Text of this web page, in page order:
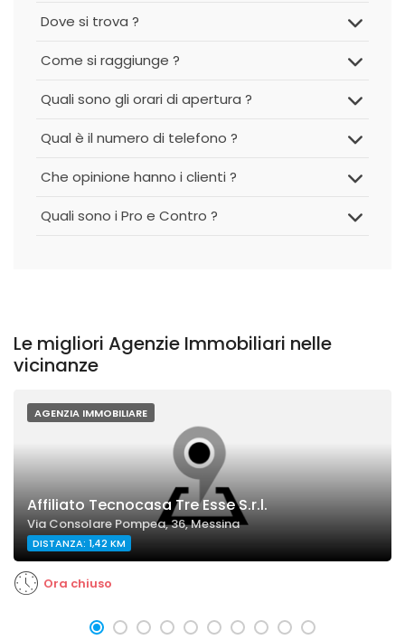
Dove si trova ?
Come si raggiunge ?
Quali sono gli orari di apertura ?
Qual è il numero di telefono ?
Che opinione hanno i clienti ?
Quali sono i Pro e Contro ?
Le migliori Agenzie Immobiliari nelle
vicinanze
AGENZIA IMMOBILIARE
Affiliato Tecnocasa Tre Esse S.r.l.
Via Consolare Pompea, 36, Messina
DISTANZA: 1,42 KM
Ora chiuso